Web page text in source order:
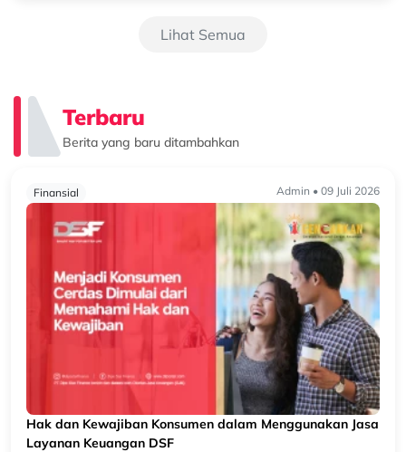
Lihat Semua
Terbaru
Berita yang baru ditambahkan
Finansial Admin • 09 Juli 2026
Hak dan Kewajiban Konsumen dalam Menggunakan Jasa
Layanan Keuangan DSF